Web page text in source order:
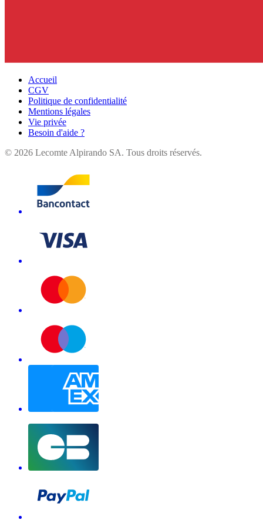
Accueil
CGV
Politique de confidentialité
Mentions légales
Vie privée
Besoin d'aide ?
© 2026 Lecomte Alpirando SA. Tous droits réservés.